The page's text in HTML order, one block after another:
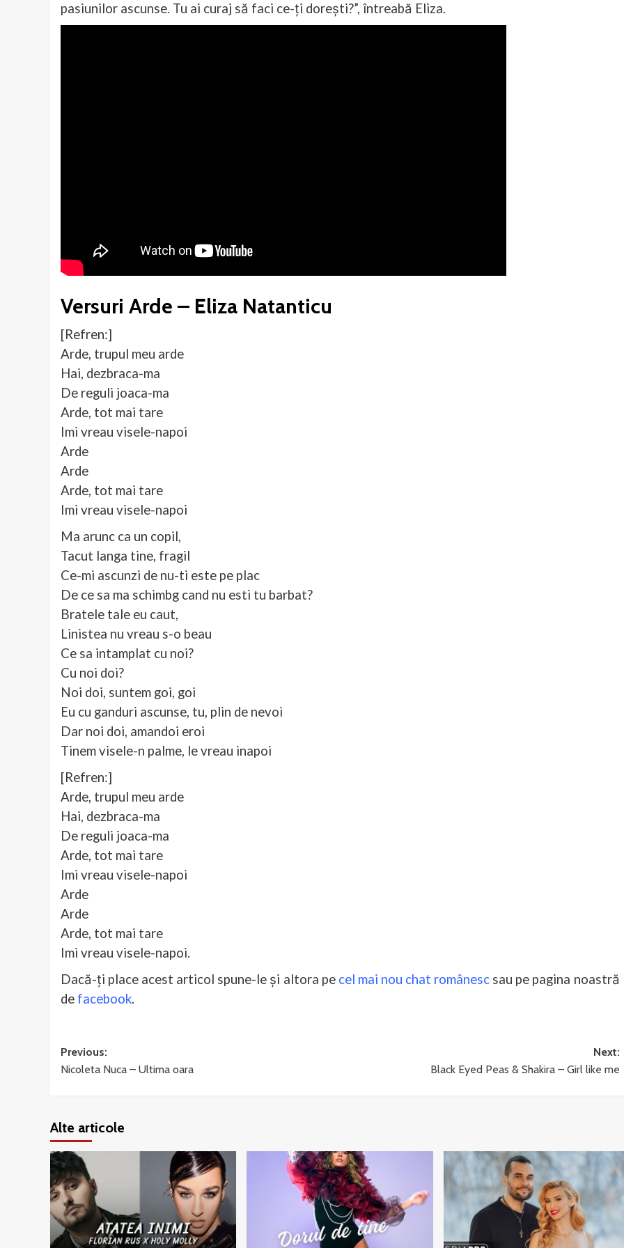
pasiunilor ascunse. Tu ai curaj să faci ce-ți dorești?”, întreabă Eliza.
Versuri Arde – Eliza Natanticu
[Refren:]
Arde, trupul meu arde
Hai, dezbraca-ma
De reguli joaca-ma
Arde, tot mai tare
Imi vreau visele-napoi
Arde
Arde
Arde, tot mai tare
Imi vreau visele-napoi
Ma arunc ca un copil,
Tacut langa tine, fragil
Ce-mi ascunzi de nu-ti este pe plac
De ce sa ma schimbg cand nu esti tu barbat?
Bratele tale eu caut,
Linistea nu vreau s-o beau
Ce sa intamplat cu noi?
Cu noi doi?
Noi doi, suntem goi, goi
Eu cu ganduri ascunse, tu, plin de nevoi
Dar noi doi, amandoi eroi
Tinem visele-n palme, le vreau inapoi
[Refren:]
Arde, trupul meu arde
Hai, dezbraca-ma
De reguli joaca-ma
Arde, tot mai tare
Imi vreau visele-napoi
Arde
Arde
Arde, tot mai tare
Imi vreau visele-napoi.
Dacă-ți place acest articol spune-le și altora pe cel mai nou chat românesc sau pe pagina noastră
de facebook.
Post
navigation
Previous:
Nicoleta Nuca – Ultima oara
Next:
Black Eyed Peas & Shakira – Girl like me
Alte articole